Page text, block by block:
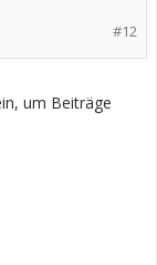
#12
um Beiträge